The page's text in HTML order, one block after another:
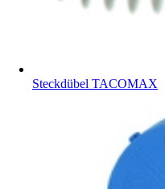
Steckdübel TACOMAX